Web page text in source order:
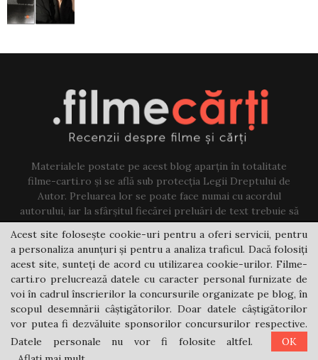
Materialele postate pe acest blog aparțin în totalitate
filme-carti.ro și se află sub protecția Legii Dreptului de
Autor. Preluarea lor se poate face numai cu acordul
autorului, iar la sfârșitul fiecărei preluări de text trebuie să
existe un link către acest blog.
Contact us:jovi@filme-carti.ro
Acest site folosește cookie-uri pentru a oferi servicii, pentru
a personaliza anunțuri și pentru a analiza traficul. Dacă folosiți
acest site, sunteți de acord cu utilizarea cookie-urilor. Filme-
carti.ro prelucrează datele cu caracter personal furnizate de
voi în cadrul înscrierilor la concursurile organizate pe blog, în
scopul desemnării câștigătorilor. Doar datele câștigătorilor
vor putea fi dezvăluite sponsorilor concursurilor respective.
Datele personale nu vor fi folosite altfel.
OK